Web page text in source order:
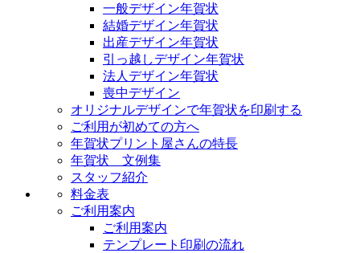
一般デザイン年賀状
結婚デザイン年賀状
出産デザイン年賀状
引っ越しデザイン年賀状
法人デザイン年賀状
喪中デザイン
オリジナルデザインで年賀状を印刷する
ご利用が初めての方へ
年賀状プリント屋さんの特長
年賀状 文例集
スタッフ紹介
料金表
ご利用案内
ご利用案内
テンプレート印刷の流れ